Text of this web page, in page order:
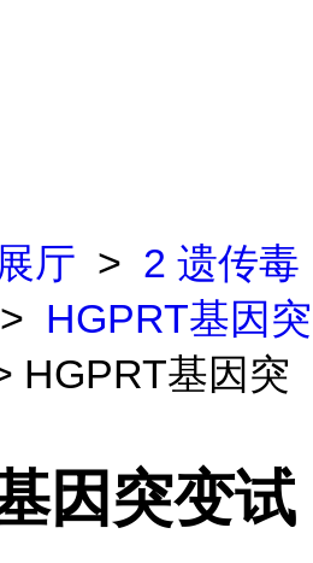
厅 > 2 遗传毒
> HGPRT基因突
HGPRT基因突
因突变试